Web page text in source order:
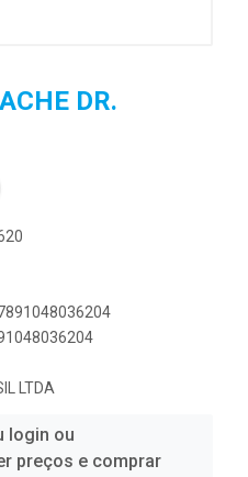
DR.
LTDA
login ou
preços e comprar